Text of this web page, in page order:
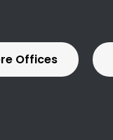
Offices